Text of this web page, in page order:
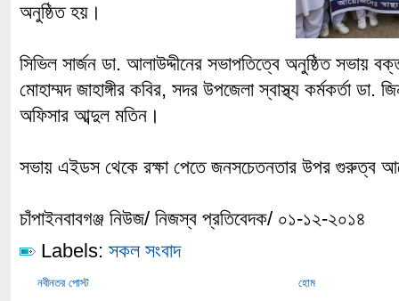
অনুষ্ঠিত হয়।
সিভিল সার্জন ডা. আলাউদ্দীনের সভাপতিত্বে অনুষ্ঠিত সভায়
মোহাম্মদ জাহাঙ্গীর কবির, সদর উপজেলা স্বাস্থ্য কর্মকর্তা
অফিসার আব্দুল মতিন।
সভায় এইডস থেকে রক্ষা পেতে জনসচেতনতার উপর গুরুত্ব
চাঁপাইনবাবগঞ্জ নিউজ/ নিজস্ব প্রতিবেদক/ ০১-১২-২০১৪
Labels: সকল সংবাদ
নবীনতর পোস্ট হোম